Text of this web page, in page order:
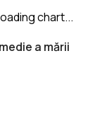
chart...
a mării